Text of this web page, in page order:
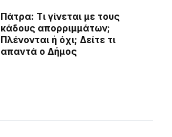
Πάτρα: Τι γίνεται με τους
κάδους απορριμμάτων;
Πλένονται ή όχι; Δείτε τι
απαντά ο Δήμος